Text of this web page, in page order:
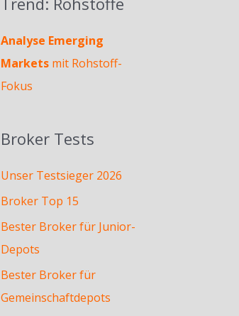
Analyse Emerging
Marketsmit Rohstoff-
Fokus
Broker Tests
Unser Testsieger 2026
Broker Top 15
Bester Broker für Junior-
Depots
Bester Broker für
Gemeinschaftdepots